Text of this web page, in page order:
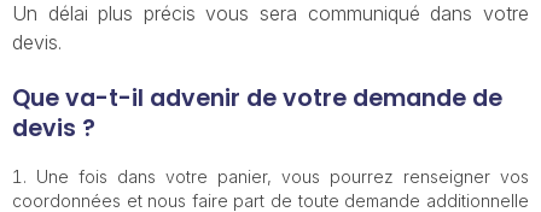
Un délai plus précis vous sera communiqué dans votre
devis.
Que va-t-il advenir de votre demande de
devis ?
Une fois dans votre panier, vous pourrez renseigner vos
coordonnées et nous faire part de toute demande additionnelle